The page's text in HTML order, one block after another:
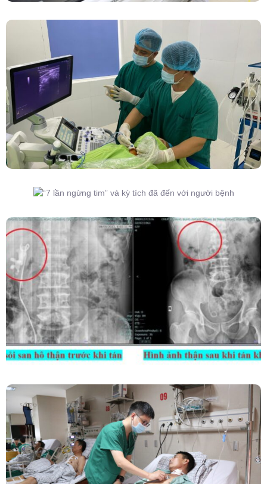
Đốt Sóng Cao Tần Dưới Siêu Âm, Điều Trị U
Lành Tuyến Giáp Không Cần Phẫu Thuật
Người Bệnh
Kết Hợp Tán Sỏi Qua Da Và Tán Sỏi Nội Soi
Ống Mềm – Kỹ Thuật Cao Loại Bỏ Triệt Để Sỏi
San Hô Thận
Phẫu Thuật Nội Soi Thay Van Tim – Bước Tiến
Vững Chắc Của Khoa Phẫu Thuật Tim Mạch
Lồng Ngực BVĐK Tỉnh Phú Thọ